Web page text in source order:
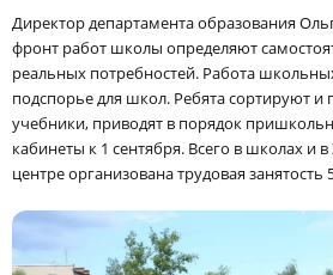
Директор департамента образования
фронт работ школы определяют
реальных потребностей. Работа
подспорье для школ. Ребята сортируют
учебники, приводят в порядок
кабинеты к 1 сентября. Всего в школах и
центре организована трудовая